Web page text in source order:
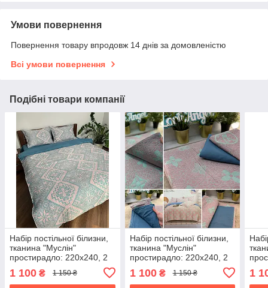
Умови повернення
Повернення товару впродовж 14 днів за домовленістю
Всі умови повернення
Подібні товари компанії
Набір постільної білизни,
тканина "Муслін"
простирадло: 220х240, 2
підковдра 200х230
1 100 ₴ 1 150 ₴
Набір постільної білизни,
тканина "Муслін"
простирадло: 220х240, 2
підковдра 200х230
1 100₴ 1 150 ₴ 1